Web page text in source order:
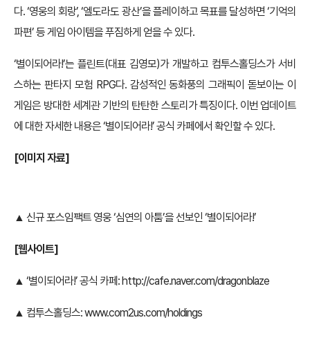
다. ‘영웅의 회랑’, ‘엘도라도 광산’을 플레이하고 목표를 달성하면 ‘기억의
파편’ 등 게임 아이템을 푸짐하게 얻을 수 있다.
‘별이되어라!’는 플린트(대표 김영모)가 개발하고 컴투스홀딩스가 서비
스하는 판타지 모험 RPG다. 감성적인 동화풍의 그래픽이 돋보이는 이
게임은 방대한 세계관 기반의 탄탄한 스토리가 특징이다. 이번 업데이트
에 대한 자세한 내용은 ‘별이되어라!’ 공식 카페에서 확인할 수 있다.
[이미지 자료]
▲ 신규 포스임팩트 영웅 ‘심연의 아툼’을 선보인 ‘별이되어라!’
[웹사이트]
▲ ‘별이되어라!’ 공식 카페:http://cafe.naver.com/dragonblaze
▲ 컴투스홀딩스:www.com2us.com/holdings